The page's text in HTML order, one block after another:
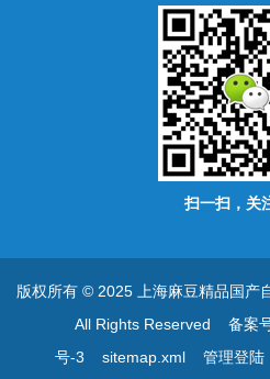
扫一扫，
版权所有 © 2025 上海麻豆精品国产
All Rights Reserved备案
号-3
sitemap.xml 管理登陆